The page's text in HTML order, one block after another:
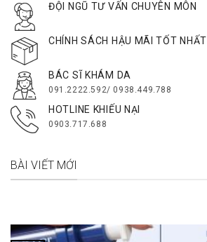
ĐỘI NGŨ TƯ VẤN CHUYÊN MÔN
CHÍNH SÁCH HẬU MÃI TỐT NHẤT
BÁC SĨ KHÁM DA
091.2222.592/ 0938.449.788
HOTLINE KHIẾU NẠI
0903.717.688
BÀI VIẾT MỚI